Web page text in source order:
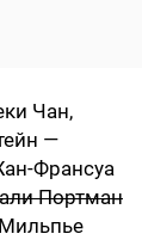
Чан,
—
Франсуа
Портман